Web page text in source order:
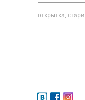
открытка,